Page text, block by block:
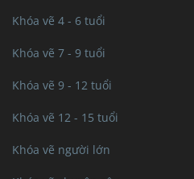
Khóa vẽ 4 - 6 tuổi
Khóa vẽ 7 - 9 tuổi
Khóa vẽ 9 - 12 tuổi
Khóa vẽ 12 - 15 tuổi
Khóa vẽ người lớn